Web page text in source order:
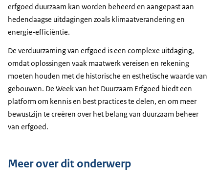
erfgoed duurzaam kan worden beheerd en aangepast aan
hedendaagse uitdagingen zoals klimaatverandering en
energie-efficiëntie.
De verduurzaming van erfgoed is een complexe uitdaging,
omdat oplossingen vaak maatwerk vereisen en rekening
moeten houden met de historische en esthetische waarde van
gebouwen. De Week van het Duurzaam Erfgoed biedt een
platform om kennis en best practices te delen, en om meer
bewustzijn te creëren over het belang van duurzaam beheer
van erfgoed.
Meer over dit onderwerp